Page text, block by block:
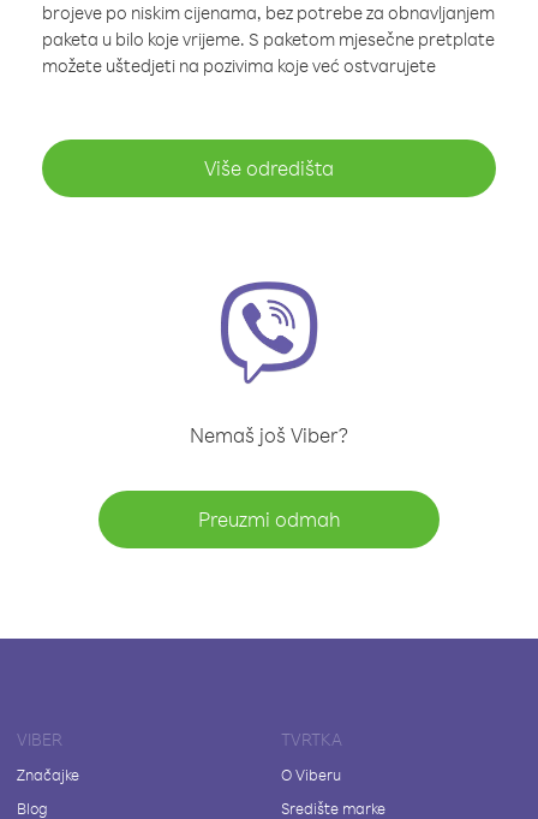
brojeve po niskim cijenama, bez potrebe za obnavljanjem
paketa u bilo koje vrijeme. S paketom mjesečne pretplate
možete uštedjeti na pozivima koje već ostvarujete
Više odredišta
Nemaš još Viber?
Preuzmi odmah
VIBER
Značajke
Blog
TVRTKA
O Viberu
Središte marke